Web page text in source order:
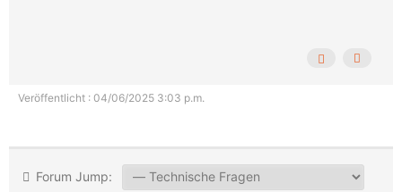
Veröffentlicht : 04/06/2025 3:03 p.m.
Forum Jump: